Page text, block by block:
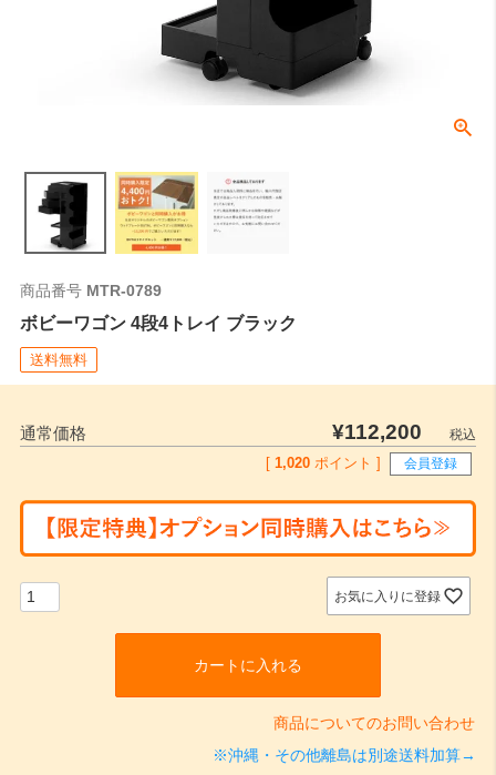
商品番号 MTR-0789
ボビーワゴン 4段4トレイ ブラック
送料無料
通常価格 ¥112,200
税込
1,020 ポイント ] 会員登録
お気に入りに登録
カートに入れる
商品についてのお問い合わせ
※沖縄・その他離島は別途送料加算→